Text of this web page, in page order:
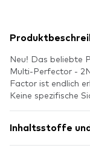
Neu! Das beliebte
Multi-Perfector -
Factor ist endlich
Keine spezifische
Inhaltsstoffe